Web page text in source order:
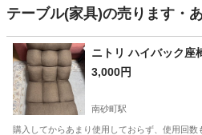
テーブル(家具)の売ります・
ニトリ ハイバック座
3,000円
南砂町駅
購入してからあまり使用しておらず、使用回